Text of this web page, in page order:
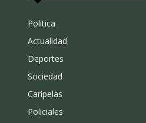
Politica
Actualidad
Deportes
Sociedad
Caripelas
Policiales